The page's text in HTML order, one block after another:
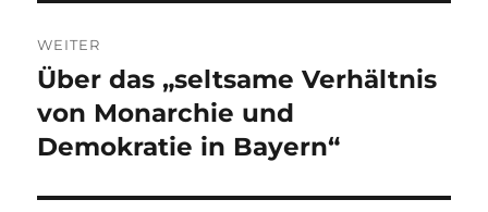
WEITER
Nächster
Beitrag:
Über das „seltsame Verhältnis
von Monarchie und
Demokratie in Bayern“